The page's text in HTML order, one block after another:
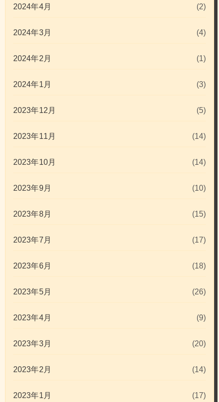
2024年4月 (2)
2024年3月 (4)
2024年2月 (1)
2024年1月 (3)
2023年12月 (5)
2023年11月 (14)
2023年10月 (14)
2023年9月 (10)
2023年8月 (15)
2023年7月 (17)
2023年6月 (18)
2023年5月 (26)
2023年4月 (9)
2023年3月 (20)
2023年2月 (14)
2023年1月 (17)